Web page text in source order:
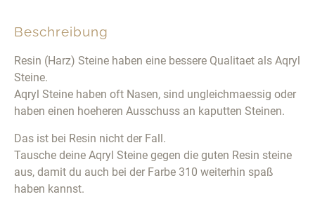
Beschreibung
Resin (Harz) Steine haben eine bessere Qualitaet als Aqryl
Steine.
Aqryl Steine haben oft Nasen, sind ungleichmaessig oder
haben einen hoeheren Ausschuss an kaputten Steinen.
Das ist bei Resin nicht der Fall.
Tausche deine Aqryl Steine gegen die guten Resin steine
aus, damit du auch bei der Farbe 310 weiterhin spaß
haben kannst.